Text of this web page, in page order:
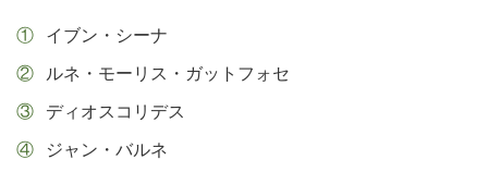
イブン・シーナ
ルネ・モーリス・ガットフォセ
ディオスコリデス
ジャン・バルネ